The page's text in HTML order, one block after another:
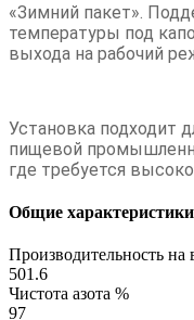
«Зимний пакет».
температуры под
выхода на рабочий
Установка подходит
пищевой
где требуется
Общие характеристики
Производительность
501.6
Чистота азота %
97